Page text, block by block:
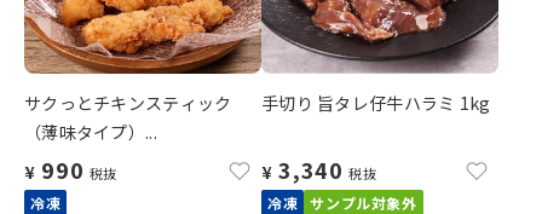
サクっとチキンスティック
（薄味タイプ）...
¥ 990 税抜
冷凍
手切り 旨タレ仔牛ハラミ 1kg
¥ 3,340 税抜
冷凍 サンプル対象外